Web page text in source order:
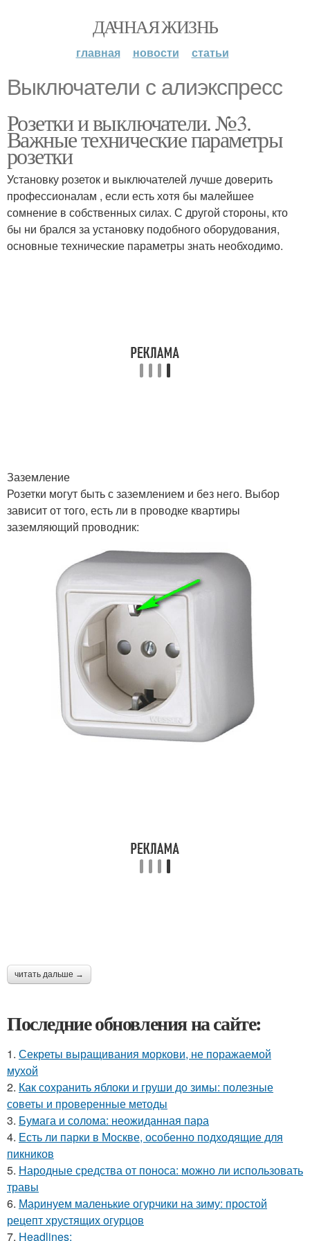
ДАЧНАЯ ЖИЗНЬ
главная новости статьи
Выключатели с алиэкспресс
Розетки и выключатели. №3.
Важные технические параметры
розетки
Установку розеток и выключателей лучше доверить
профессионалам , если есть хотя бы малейшее
сомнение в собственных силах. С другой стороны, кто
бы ни брался за установку подобного оборудования,
основные технические параметры знать необходимо.
Заземление
Розетки могут быть с заземлением и без него. Выбор
зависит от того, есть ли в проводке квартиры
заземляющий проводник:
читать дальше →
Последние обновления на сайте:
1. Секреты выращивания моркови, не поражаемой
мухой
2. Как сохранить яблоки и груши до зимы: полезные
советы и проверенные методы
3. Бумага и солома: неожиданная пара
4. Есть ли парки в Москве, особенно подходящие для
пикников
5. Народные средства от поноса: можно ли использовать
травы
6. Маринуем маленькие огурчики на зиму: простой
рецепт хрустящих огурцов
7. Headlines: